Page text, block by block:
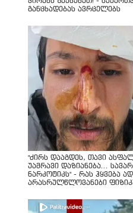
განცხადებას ავრცელებს
"ძირს დააგდეს, თავი
უამრავი დაზიანება...
ნარკოტიკს" - რას ჰყვება
არასრულწლოვანები